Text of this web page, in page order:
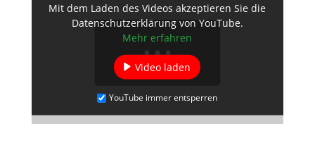
Mit dem Laden des Videos akzeptieren Sie die
Datenschutzerklärung von YouTube.
Mehr erfahren
Video laden
YouTube immer entsperren